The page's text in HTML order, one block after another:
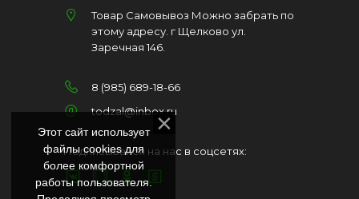
Товар Самовывоз Можно забрать по
этому адресу. г Щелково ул.
Заречная 146.
8 (985) 689-18-66
todzal@inbox.ru
Подписывайся на нас в соцсетях:
Этот сайт использует
файлы cookies для
более комфортной
работы пользователя.